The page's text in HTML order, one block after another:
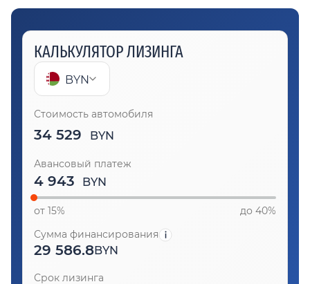
КАЛЬКУЛЯТОР ЛИЗИНГА
BYN
Стоимость автомобиля
34 529 BYN
Авансовый платеж
BYN
от 15%
до 40%
Сумма финансирования
29 586.8BYN
Срок лизинга